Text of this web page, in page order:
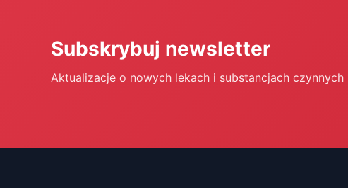
Subskrybuj newsletter
Aktualizacje o nowych lekach i substancjach czynnych